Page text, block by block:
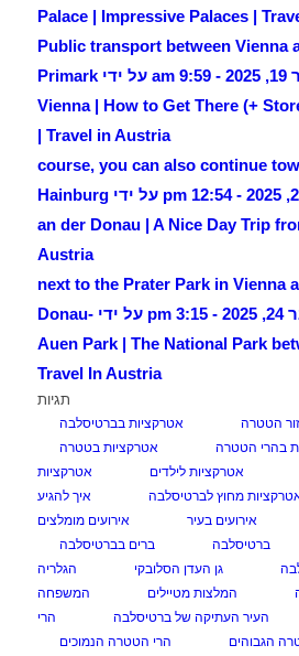
Palace | Impressive Palaces |
[…] Public transport between Vienna
דצמבר 19, 2025 - 9:59 am על ידי Primark
Vienna | How to Get There (+
| Travel in Austria
[…] course, you can also continue
דצמבר 2, 2025 - 12:54 pm על ידי Hainburg
an der Donau | A Nice Day Trip
Austria
[…] next to the Prater Park in Vienna
נובמבר 24, 2025 - 3:15 pm על ידי Donau-
Auen Park | The National Park
Travel In Austria
תגיות
הטטרה
אטרקציות בברטיסלבה
בהרי הטטרה
אטרקציות בטטרה
אטרקציות לילדים
אטרקציות
מחוץ לברטיסלבה
איך להגיע
אירועים בעיר
אירועים מומלצים
ברטיסלבה
ברים בברטיסלבה
גן העדן הסלובקי
הגלריה
המלצות מטיילים
המשפחה
העיר העתיקה של ברטיסלבה
הרי
הגבוהים
הרי הטטרה הנמוכים